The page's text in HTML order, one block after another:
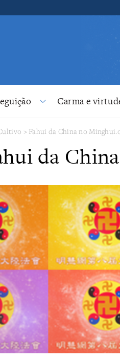
Carma e
> Fahui da China no
da